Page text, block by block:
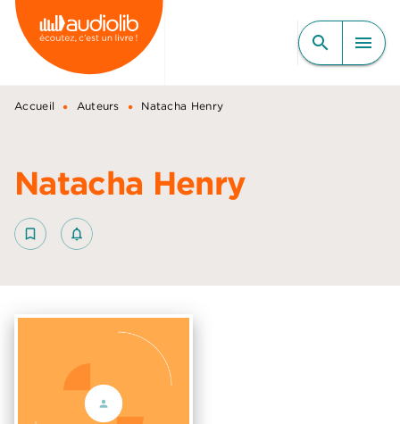
MENU RECHERCHE
CONTENU
PIED DE PAGE
search menu
Accueil • Auteurs • Natacha Henry
Natacha Henry
bookmark_border notifications_none_outlined